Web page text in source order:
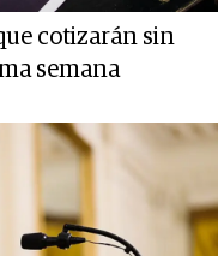
cotizarán sin
semana